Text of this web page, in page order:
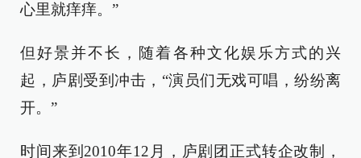
心里就痒痒。”
但好景并不长，随着各种文化娱乐方式的兴
起，庐剧受到冲击，“演员们无戏可唱，纷纷离
开。”
时间来到2010年12月，庐剧团正式转企改制，